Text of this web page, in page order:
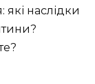
які наслідки